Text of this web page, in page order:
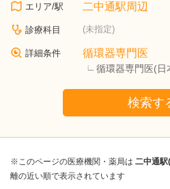
エリア/駅 二中通駅周辺
診療科目 (未指定)
詳細条件 循環器専門医
循環器専門医(日
検索す
※このページの医療機関・薬局は 二中通
離の近い順で表示されています